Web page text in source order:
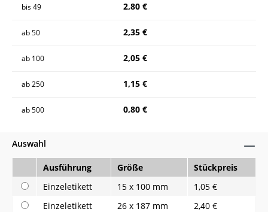
bis49 2,80 €
ab50 2,35 €
ab 100 2,05 €
ab250 1,15 €
ab500 0,80 €
Auswahl
Ausführung Größe
Stückpreis
Einzeletikett
15 x 100 mm
1,05 €
Einzeletikett
26 x 187 mm
2,40 €